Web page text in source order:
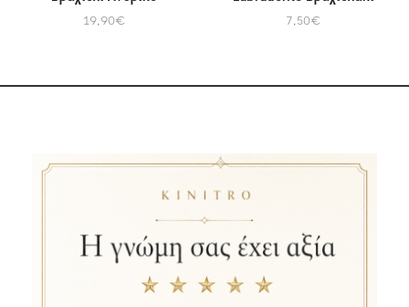
19,90€ 7,50€